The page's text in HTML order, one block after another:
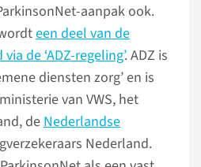
aanpak ook.
een deel van de
de ‘ADZ-regeling’. ADZ is
diensten zorg’ en is
van VWS, het
deNederlandse
Nederland.